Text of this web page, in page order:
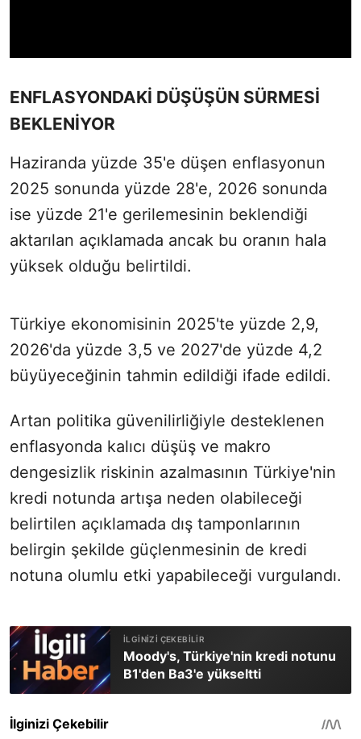
ENFLASYONDAKİ DÜŞÜŞÜN SÜRMESİ
BEKLENİYOR
Haziranda yüzde 35'e düşen enflasyonun
2025 sonunda yüzde 28'e, 2026 sonunda
ise yüzde 21'e gerilemesinin beklendiği
aktarılan açıklamada ancak bu oranın hala
yüksek olduğu belirtildi.
Türkiye ekonomisinin 2025'te yüzde 2,9,
2026'da yüzde 3,5 ve 2027'de yüzde 4,2
büyüyeceğinin tahmin edildiği ifade edildi.
Artan politika güvenilirliğiyle desteklenen
enflasyonda kalıcı düşüş ve makro
dengesizlik riskinin azalmasının Türkiye'nin
kredi notunda artışa neden olabileceği
belirtilen açıklamada dış tamponlarının
belirgin şekilde güçlenmesinin de kredi
notuna olumlu etki yapabileceği vurgulandı.
Moody's, Türkiye'nin kredi notunu
B1'den Ba3'e yükseltti